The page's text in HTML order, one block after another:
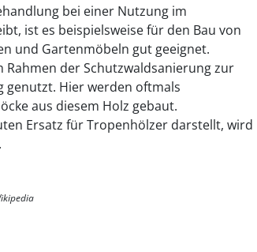
bei einer Nutzung im
ist es beispielsweise für den Bau von
und Gartenmöbeln gut geeignet.
der Schutzwaldsanierung zur
Hier werden oftmals
aus diesem Holz gebaut.
Ersatz für Tropenhölzer darstellt, wird